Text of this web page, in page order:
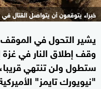
خبراء يتوقعون أن يتواصل القتال
يشير التحول في
وقف إطلاق النار في
ستطول ولن تنتهي
"نيويورك تايمز"